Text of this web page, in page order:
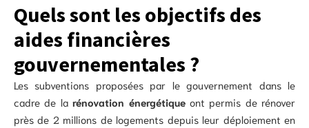
Quels sont les objectifs des
aides financières
gouvernementales ?
Les subventions proposées par le gouvernement dans le
cadre de larénovation énergétiqueont permis de rénover
près de 2 millions de logements depuis leur déploiement en